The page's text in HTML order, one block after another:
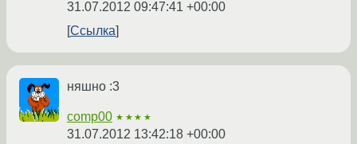
31.07.2012 09:47:41 +00:00
Ссылка
няшно :3
comp00 ★★★★
31.07.2012 13:42:18 +00:00